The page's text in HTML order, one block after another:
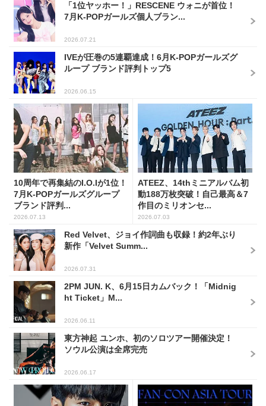
「1位ヤッホー！」RESCENE ウォニが首位！
7月K-POPガールズ個人ブラン...
2026.07.21
IVEが圧巻の5連覇達成！6月K-POPガールズグ
ループ ブランド評判トップ5
2026.06.15
10周年で再集結のI.O.Iが1位！
7月K-POPガールズグループ
ブランド評判...
2026.07.13
ATEEZ、14thミニアルバム初
動188万枚突破！自己最高＆7
作目のミリオンセ...
2026.07.03
Red Velvet、ジョイ作詞曲も収録！約2年ぶり
新作「Velvet Summ...
2026.07.31
2PM JUN. K、6月15日カムバック！「Midnig
ht Ticket」M...
2026.06.11
東方神起 ユンホ、初のソロツアー開催決定！
ソウル公演は全席完売
2026.06.17